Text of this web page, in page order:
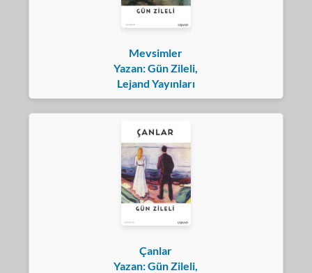
Mevsimler
Yazan: Gün Zileli,
Lejand Yayınları
Çanlar
Yazan: Gün Zileli,